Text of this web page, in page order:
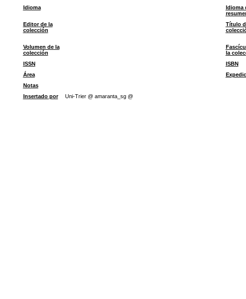
Idioma
Idioma
Editor de la
colección
Título
Volumen de la
colección
la
ISSN ISBN
Área
Notas
Insertado por
Uni-Trier @ amaranta_sg @